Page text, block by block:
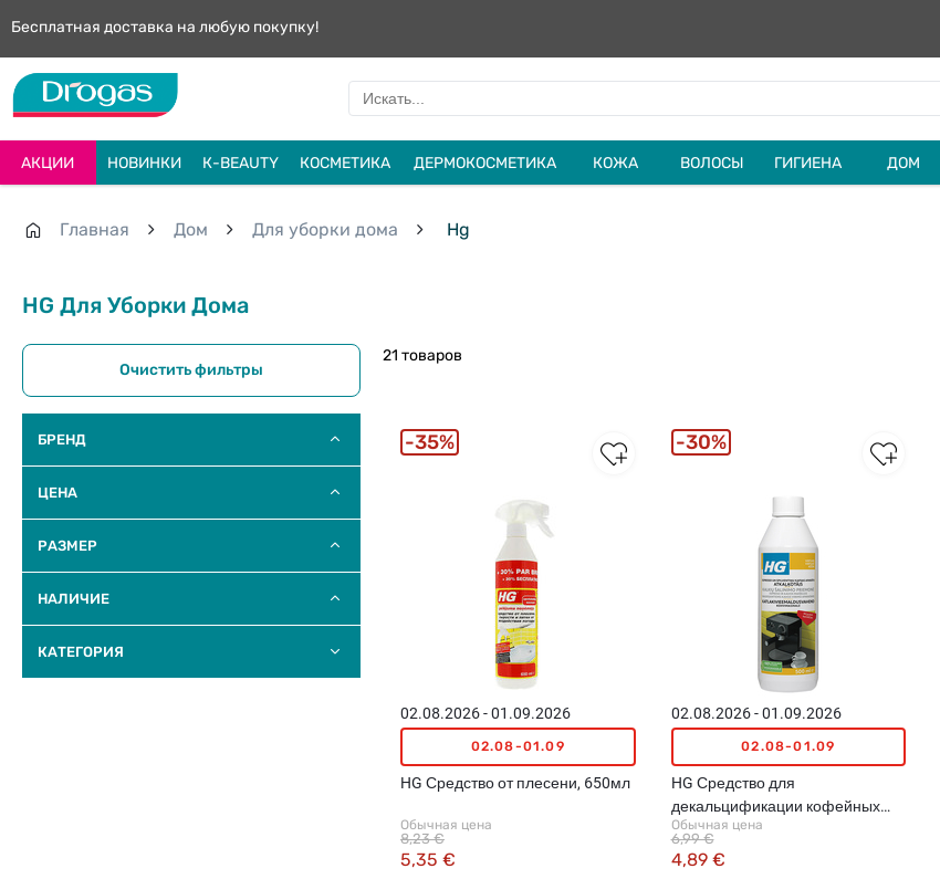
Бесплатная доставка на любую покупку!
АКЦИИ НОВИНКИ К-BEAUTY КОСМЕТИКА ДЕРМОКОСМЕТИКА КОЖА ВОЛОСЫ ГИГИЕНА ДОМ
Главная Дом Для уборки дома Hg
HG Для Уборки Дома
Очистить фильтры
БРЕНД
ЦЕНА
РАЗМЕР
НАЛИЧИЕ
КАТЕГОРИЯ
21 товаров
02.08.2026 - 01.09.2026
02.08-01.09
HG Средство от плесени, 650мл
Обычная цена
5,35 €
8,23 €
35%
02.08.2026 - 01.09.2026
02.08-01.09
HG Средство для
декальцификации кофейных
аппаратов, 500мл
Обычная цена
4,89 €
6,99 €
30%